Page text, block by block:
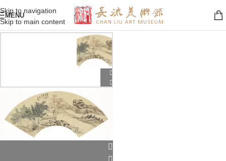
Skip to navigation
Skip to main content
MENU